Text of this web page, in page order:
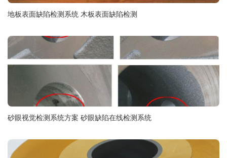
地板表面缺陷检测系统 木板表面缺陷检测
砂眼视觉检测系统方案 砂眼缺陷在线检测系统